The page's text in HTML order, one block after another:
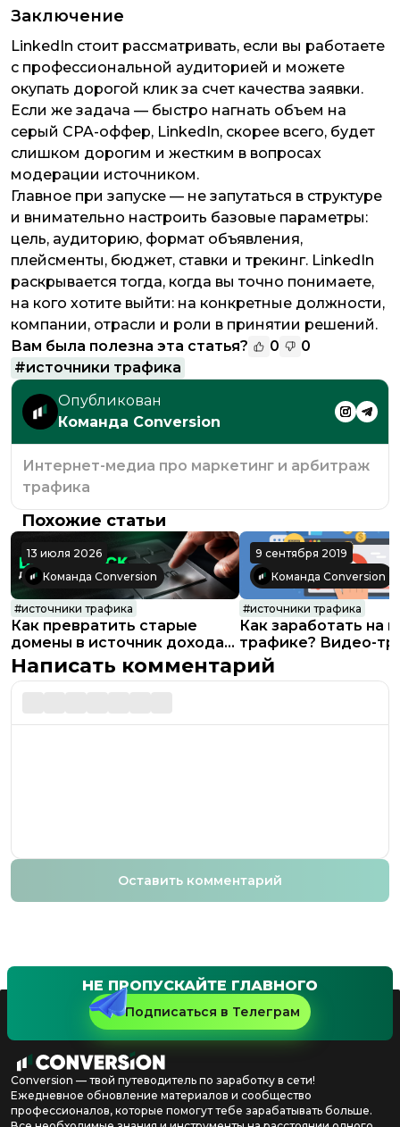
Заключение
LinkedIn стоит рассматривать, если вы работаете
с профессиональной аудиторией и можете
окупать дорогой клик за счет качества заявки.
Если же задача — быстро нагнать объем на
серый CPA-оффер, LinkedIn, скорее всего, будет
слишком дорогим и жестким в вопросах
модерации источником.
Главное при запуске — не запутаться в структуре
и внимательно настроить базовые параметры:
цель, аудиторию, формат объявления,
плейсменты, бюджет, ставки и трекинг. LinkedIn
раскрывается тогда, когда вы точно понимаете,
на кого хотите выйти: на конкретные должности,
компании, отрасли и роли в принятии решений.
Вам была полезна эта статья?
0
0
#источники трафика
Опубликован
Команда Conversion
Интернет-медиа про маркетинг и арбитраж
трафика
Похожие статьи
13 июля 2026
Команда Conversion
#источники трафика
Как превратить старые
домены в источник дохода
через Direct Click
9 сентября 2019
Команда Conversion
#источники трафика
Как заработать на
трафике? Видео-
BuyMedia.biz
Написать комментарий
Оставить комментарий
НЕ ПРОПУСКАЙТЕ ГЛАВНОГО
Подписаться в Телеграм
Conversion — твой путеводитель по заработку в сети!
Ежедневное обновление материалов и сообщество
профессионалов, которые помогут тебе зарабатывать больше.